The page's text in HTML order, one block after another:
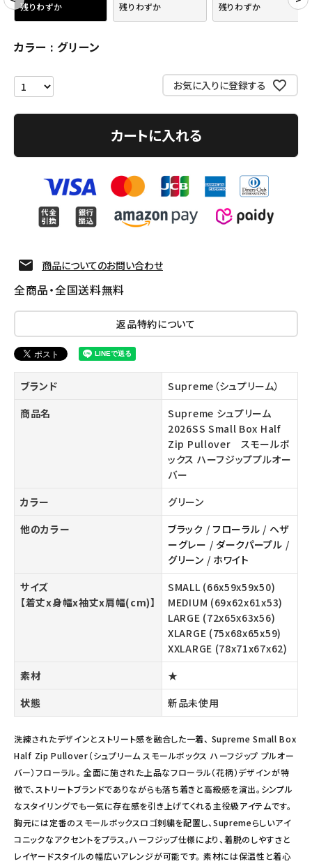
ACCOUNT MENU
Follow us
残りわずか 残りわずか 残りわずか
カラー グリーン
お気に入りに登録する
カートに入れる
商品についてのお問い合わせ
全商品・全国送料無料
返品特約について
ブランド
Supreme（シュプリーム）
商品名
Supreme シュプリーム
2026SS Small Box Half
Zip Pullover スモールボ
ックス ハーフジッププルオー
バー
カラー
グリーン
他のカラー
ブラック / フローラル / ヘザ
ーグレー / ダークパープル /
グリーン / ホワイト
サイズ
【着丈x身幅x袖丈x肩幅(cm)】
SMALL (66x59x59x50)
MEDIUM (69x62x61x53)
LARGE (72x65x63x56)
XLARGE (75x68x65x59)
XXLARGE (78x71x67x62)
素材
★
状態
新品未使用
洗練されたデザインとストリート感を融合した一着、 Supreme Small Box
Half Zip Pullover（シュプリーム スモールボックス ハーフジップ プルオー
バー）フローラル。 全面に施された上品なフローラル（花柄）デザインが特
徴で、ストリートブランドでありながらも落ち着きと高級感を演出。シンプル
なスタイリングでも一気に存在感を引き上げてくれる主役級アイテムです。
胸元には定番のスモールボックスロゴ刺繍を配置し、Supremeらしいアイ
コニックなアクセントをプラス。ハーフジップ仕様により、着脱のしやすさと
レイヤードスタイルの幅広いアレンジが可能です。 素材には保温性と着心